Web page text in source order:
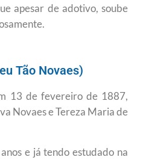
apesar de adotivo, soube
Tão Novaes)
13 de fevereiro de 1887,
Novaes e Tereza Maria de
e já tendo estudado na